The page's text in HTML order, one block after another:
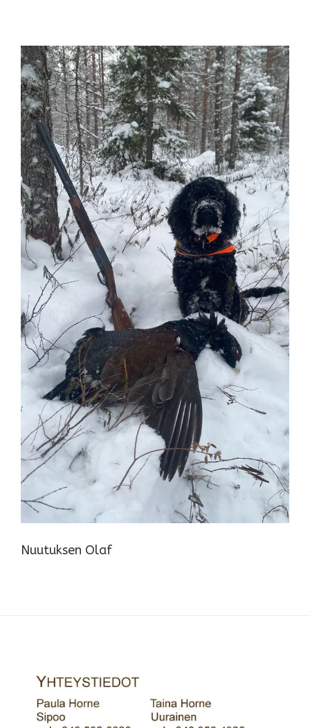
Nuutuksen Olaf